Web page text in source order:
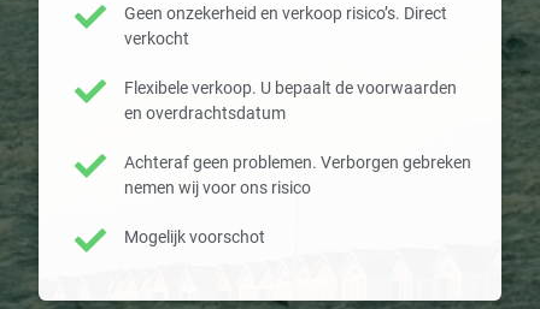
Geen onzekerheid en verkoop risico’s. Direct
verkocht
Flexibele verkoop. U bepaalt de voorwaarden
en overdrachtsdatum
Achteraf geen problemen. Verborgen gebreken
nemen wij voor ons risico
Mogelijk voorschot